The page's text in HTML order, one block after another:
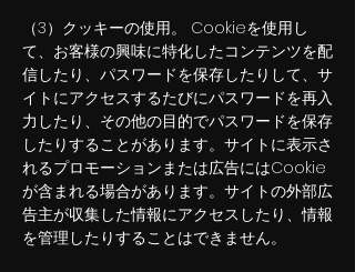
（3）クッキーの使用。 Cookieを使用し
て、お客様の興味に特化したコンテンツを配
信したり、パスワードを保存したりして、サ
イトにアクセスするたびにパスワードを再入
力したり、その他の目的でパスワードを保存
したりすることがあります。サイトに表示さ
れるプロモーションまたは広告にはCookie
が含まれる場合があります。サイトの外部広
告主が収集した情報にアクセスしたり、情報
を管理したりすることはできません。